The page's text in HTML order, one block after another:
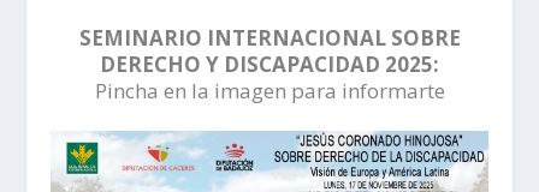
SEMINARIO INTERNACIONAL SOBRE
DERECHO Y DISCAPACIDAD 2025:
Pincha en la imagen para informarte